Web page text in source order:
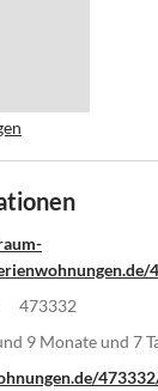
473332
9 Monate und 7